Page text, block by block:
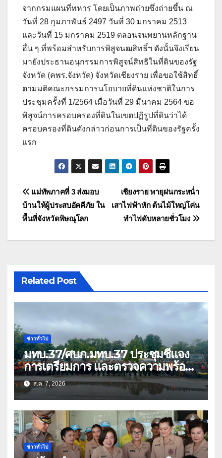
จากกรมแผนที่ทหาร โดยเป็นภาพถ่ายซึ่งถ่ายขึ้น ณ
วันที่ 28 กุมภาพันธ์ 2497 วันที่ 30 มกราคม 2513
และวันที่ 15 มกราคม 2519 ตลอนจนพยานหลักฐาน
อื่น ๆ ที่พร้อมสำหรับการพิสูจนฒสิทธิ์ฯ ดังนั้นจึงเรียน
มายังประธานอนุกรรมการพิสูจน์สิทธิในที่ดินของรัฐ
จังหวัด (คพร.จังหวัด) จังหวัดเชียงราย เพื่อขอใช้สิทธิ์
ตามมติคณะกรรมการนโยบายที่ดินแห่งชาติในการ
ประชุมครั้งที่ 1/2564 เมื่อวันที่ 29 มีนาคม 2564 ขอ
พิสูจน์การครอบครองที่ดินในเขตปฏิรูปที่ดินว่าได้
ครอบครองที่ดินดังกล่าวก่อนการเป็นที่ดินของรัฐครั้ง
แรก
แนะแนว
เรื่อง
เชียงราย พายุฝนกระหน่ำ
เสาไฟฟ้าหัก ต้นไม้ใหญ่โค่น
ทำไฟดับหลายชั่วโมง
แม่ทัพภาคที่ 3 ส่งมอบ
บ้านให้ผู้ประสบอัคคีภัย ใน
พื้นที่จังหวัดพิษณุโลก
Related Post
ข่าวทั่วไป
มทบ.37/ศบภ.มทบ.37 ประชุมชี้แจง
การเตรียมการ และตรวจความพร้อม
ด้านการบรรเทาสาธารณภัย
ส.ค. 7, 2026
ข่าวทั่วไป